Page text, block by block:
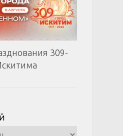
309-